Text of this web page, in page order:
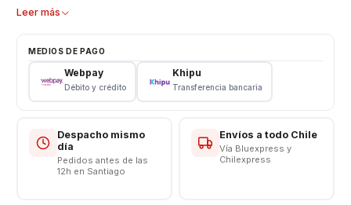
Pantalla Huawei Original
Consulta por valores de instalación
Leer más
MEDIOS DE PAGO
Webpay
Débito y crédito
Khipu
Transferencia bancaria
Despacho mismo
día
Pedidos antes de las
12h en Santiago
Envíos a todo Chile
Vía Bluexpress y
Chilexpress